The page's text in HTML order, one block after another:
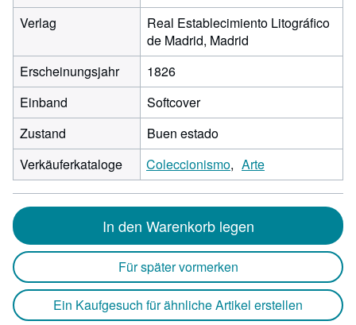
Verlag
Real Establecimiento Litográfico
de Madrid, Madrid
Erscheinungsjahr
1826
Einband
Softcover
Zustand
Buen estado
Verkäuferkataloge
Coleccionismo Arte
In den Warenkorb legen
Für später vormerken
Ein Kaufgesuch für ähnliche Artikel erstellen